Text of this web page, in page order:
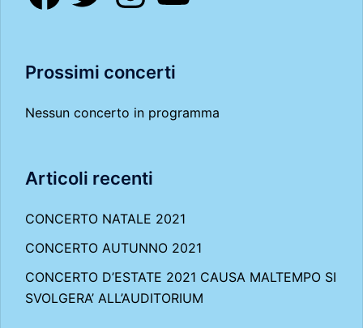
Prossimi concerti
Nessun concerto in programma
Articoli recenti
CONCERTO NATALE 2021
CONCERTO AUTUNNO 2021
CONCERTO D’ESTATE 2021 CAUSA MALTEMPO SI
SVOLGERA’ ALL’AUDITORIUM